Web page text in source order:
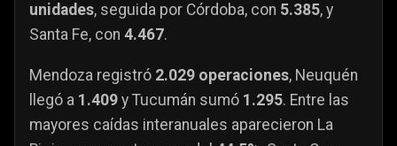
unidades, seguida por Córdoba, con 5.385, y
Santa Fe, con 4.467.
Mendoza registró 2.029 operaciones, Neuquén
llegó a 1.409 y Tucumán sumó 1.295. Entre las
mayores caídas interanuales aparecieron La